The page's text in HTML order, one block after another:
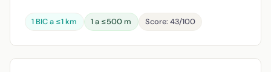
1 BIC a ≤1 km 1 a ≤500 m Score: 43/100